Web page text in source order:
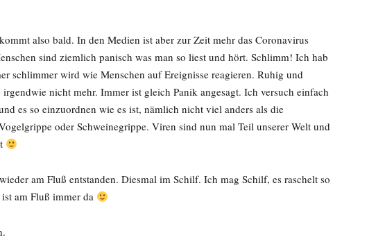
also bald. In den Medien ist aber zur Zeit mehr das Coronavirus
sind ziemlich panisch was man so liest und hört. Schlimm! Ich hab
schlimmer wird wie Menschen auf Ereignisse reagieren. Ruhig und
irgendwie nicht mehr. Immer ist gleich Panik angesagt. Ich versuch einfach
es so einzuordnen wie es ist, nämlich nicht viel anders als die
oder Schweinegrippe. Viren sind nun mal Teil unserer Welt und
am Fluß entstanden. Diesmal im Schilf. Ich mag Schilf, es raschelt so
am Fluß immer da